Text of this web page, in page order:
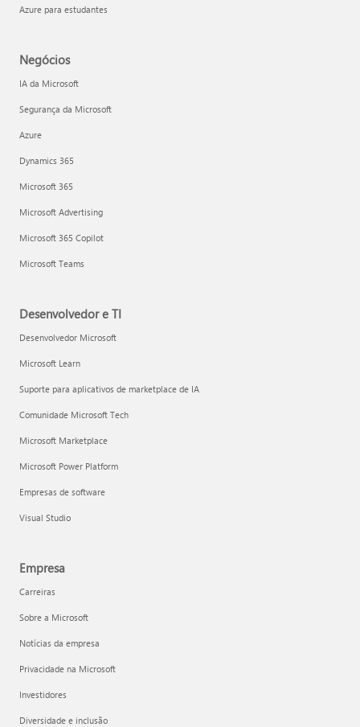
Azure para estudantes
Negócios
IA da Microsoft
Segurança da Microsoft
Azure
Dynamics 365
Microsoft 365
Microsoft Advertising
Microsoft 365 Copilot
Microsoft Teams
Desenvolvedor e TI
Desenvolvedor Microsoft
Microsoft Learn
Suporte para aplicativos de marketplace de IA
Comunidade Microsoft Tech
Microsoft Marketplace
Microsoft Power Platform
Empresas de software
Visual Studio
Empresa
Carreiras
Sobre a Microsoft
Notícias da empresa
Privacidade na Microsoft
Investidores
Diversidade e inclusão